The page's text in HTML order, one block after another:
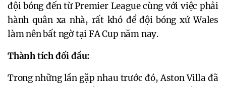
đội bóng đến từ Premier League cùng với việc phải
hành quân xa nhà, rất khó để đội bóng xứ Wales
làm nên bất ngờ tại FA Cup năm nay.
Thành tích đối đầu:
Trong những lần gặp nhau trước đó, Aston Villa đã